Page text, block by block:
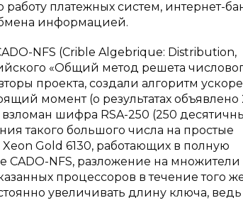
платежных систем, интернет-
информацией.
NFS (Crible Algebrique: Distribution,
«Общий метод решета
проекта, создали алгоритм
момент (о результатах объявлено
шифра RSA-250 (250
такого большого числа на простые
Gold 6130, работающих в полную
NFS, разложение на множители
процессоров в течение того
увеличивать длину ключа, ведь